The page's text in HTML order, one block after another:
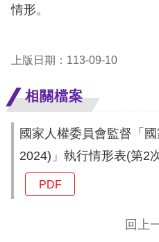
陳
申
人
權
料
情形。
上版日期：113-09-10
相關檔案
國家人權委員會監督「
2024)」執行情形表(第2
PDF
回上